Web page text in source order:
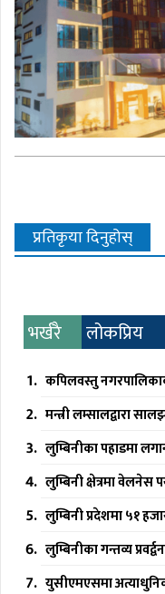
प्रतिकृया दिनुहोस्
भर्खरै लोकप्रिय
कपिलवस्तु
मन्त्री लम्सालद्वारा
लुम्बिनीका पहाडमा
लुम्बिनी क्षेत्रमा वेलनेस
लुम्बिनी प्रदेशमा ५१
लुम्बिनीका गन्तव्य
युसीएमएसमा